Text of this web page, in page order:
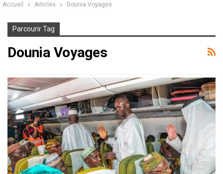
Accueil Articles Dounia Voyages
Parcourir Tag
Dounia Voyages